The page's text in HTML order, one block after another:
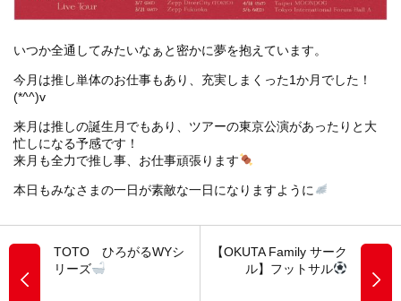
いつか全通してみたいなぁと密かに夢を抱えています。
今月は推し単体のお仕事もあり、充実しまくった1か月でした！
(*^^)v
来月は推しの誕生月でもあり、ツアーの東京公演があったりと大
忙しになる予感です！
来月も全力で推し事、お仕事頑張ります
本日もみなさまの一日が素敵な一日になりますように
TOTO ひろがるWYシ
リーズ
【OKUTA Family サーク
ル】フットサル